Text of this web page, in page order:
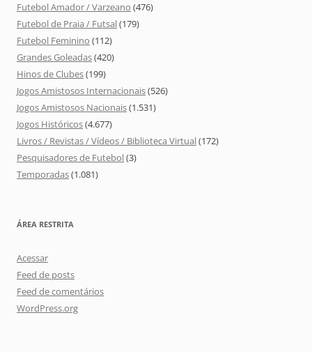
Futebol Amador / Varzeano (476)
Futebol de Praia / Futsal(179)
Futebol Feminino (112)
Grandes Goleadas(420)
Hinos de Clubes(199)
Jogos Amistosos Internacionais(526)
Jogos Amistosos Nacionais(1.531)
Jogos Históricos(4.677)
Livros / Revistas / Vídeos / Biblioteca Virtual(172)
Pesquisadores de Futebol(3)
Temporadas(1.081)
ÁREA RESTRITA
Acessar
Feed de posts
Feed de comentários
WordPress.org